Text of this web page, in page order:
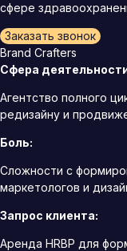
сфере
Заказать звонок
Brand Crafters
Сфера
Агентство полного
редизайну и
Боль:
Сложности с
маркетологов и
Запрос клиента:
Аренда HRBP для